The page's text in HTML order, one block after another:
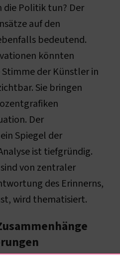
die Politik tun? Der
auf den
bedeutend.
könnten
der Künstler in
Sie bringen
Der
Spiegel der
ist tiefgründig.
von zentraler
des Erinnerns,
wird thematisiert.